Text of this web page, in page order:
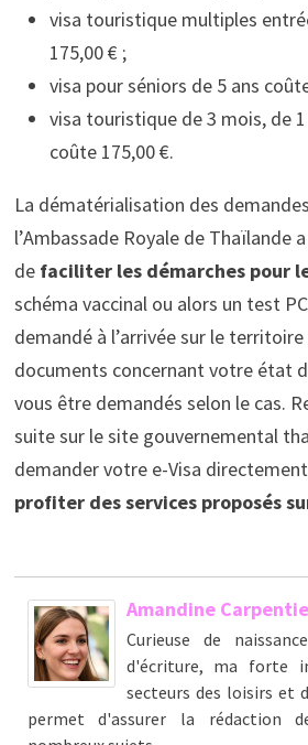
visa touristique multiples
175,00 € ;
visa pour séniors de 5 ans
visa touristique de 3 mois, de
coûte 175,00 €.
La dématérialisation des
l’Ambassade Royale de Thaïlande
de faciliter les démarches pour
schéma vaccinal ou alors un test
demandé à l’arrivée sur le
documents concernant votre état
vous être demandés selon le cas.
suite sur le site gouvernemental
demander votre e-Visa
profiter des services proposés
Amandine
Curieuse de
d'écriture, ma forte
secteurs des loisirs et
permet d'assurer la rédaction